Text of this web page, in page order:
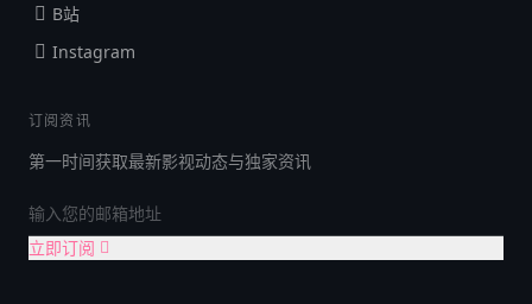
B站
Instagram
订阅资讯
第一时间获取最新影视动态与独家资讯
立即订阅